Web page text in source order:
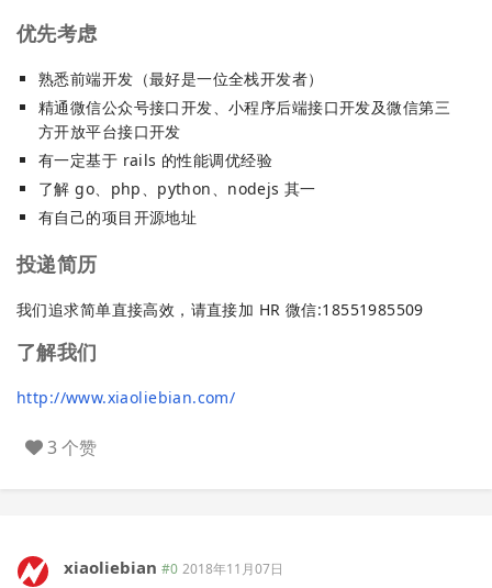
优先考虑
熟悉前端开发（最好是一位全栈开发者）
精通微信公众号接口开发、小程序后端接口开发及微信第三
方开放平台接口开发
有一定基于 rails 的性能调优经验
了解 go、php、python、nodejs 其一
有自己的项目开源地址
投递简历
我们追求简单直接高效，请直接加 HR 微信:18551985509
了解我们
http://www.xiaoliebian.com/
3 个赞
xiaoliebian #0 2018年11月07日